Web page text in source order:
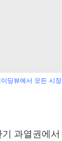
딩뷰에서 모든 시
과열권에